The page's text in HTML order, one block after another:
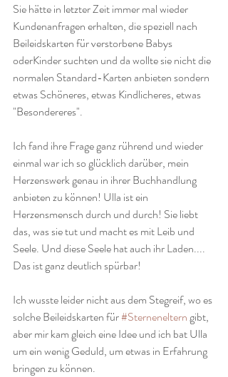
Sie hätte in letzter Zeit immer mal wieder
Kundenanfragen erhalten, die speziell nach
Beileidskarten für verstorbene Babys
oderKinder suchten und da wollte sie nicht die
normalen Standard-Karten anbieten sondern
etwas Schöneres, etwas Kindlicheres, etwas
"Besondereres".
Ich fand ihre Frage ganz rührend und wieder
einmal war ich so glücklich darüber, mein
Herzenswerk genau in ihrer Buchhandlung
anbieten zu können! Ulla ist ein
Herzensmensch durch und durch! Sie liebt
das, was sie tut und macht es mit Leib und
Seele. Und diese Seele hat auch ihr Laden....
Das ist ganz deutlich spürbar!
Ich wusste leider nicht aus dem Stegreif, wo es
solche Beileidskarten für #Sterneneltern gibt,
aber mir kam gleich eine Idee und ich bat Ulla
um ein wenig Geduld, um etwas in Erfahrung
bringen zu können.